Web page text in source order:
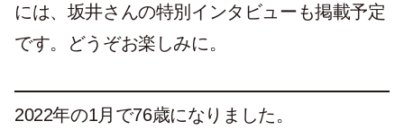
には、坂井さんの特別インタビューも掲載予定
です。どうぞお楽しみに。
2022年の1月で76歳になりました。